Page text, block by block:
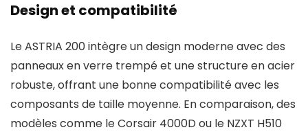
Design et compatibilité
Le ASTRIA 200 intègre un design moderne avec des
panneaux en verre trempé et une structure en acier
robuste, offrant une bonne compatibilité avec les
composants de taille moyenne. En comparaison, des
modèles comme le Corsair 4000D ou le NZXT H510